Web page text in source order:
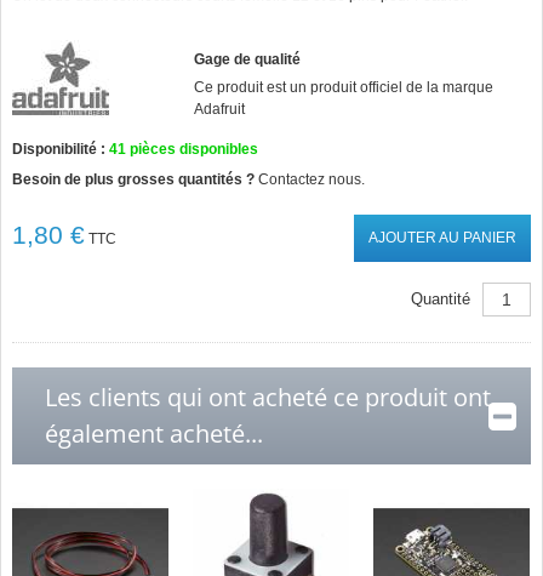
Gage de qualité
Ce produit est un produit officiel de la marque
Adafruit
Disponibilité :41 pièces disponibles
Besoin de plus grosses quantités ?Contactez nous.
1,80 € TTC AJOUTER AU PANIER
Quantité
Les clients qui ont acheté ce produit ont
également acheté...